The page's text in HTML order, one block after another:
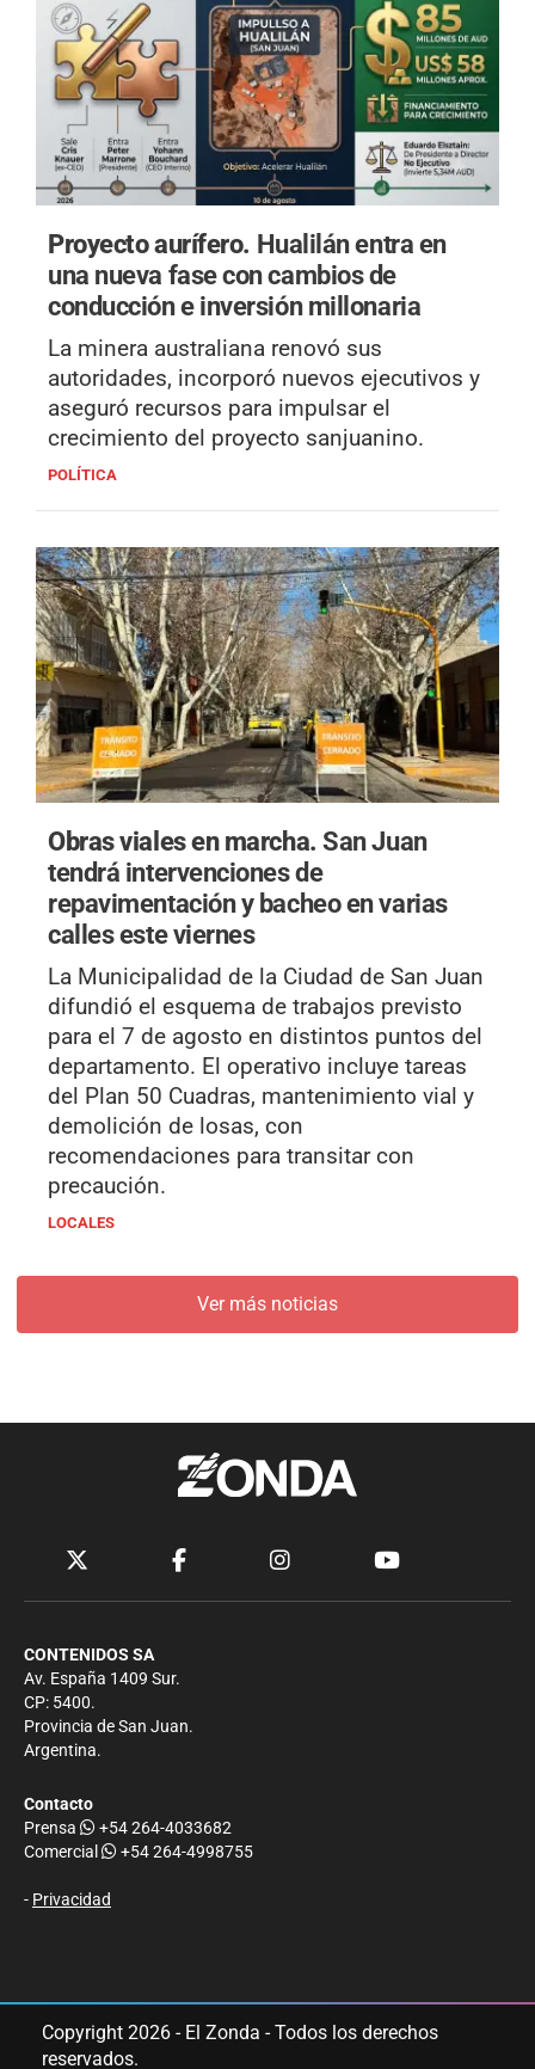
Proyecto aurífero. Hualilán entra en
una nueva fase con cambios de
conducción e inversión millonaria
La minera australiana renovó sus
autoridades, incorporó nuevos ejecutivos y
aseguró recursos para impulsar el
crecimiento del proyecto sanjuanino.
POLÍTICA
Obras viales en marcha.San Juan
tendrá intervenciones de
repavimentación y bacheo en varias
calles este viernes
La Municipalidad de la Ciudad de San Juan
difundió el esquema de trabajos previsto
para el 7 de agosto en distintos puntos del
departamento. El operativo incluye tareas
del Plan 50 Cuadras, mantenimiento vial y
demolición de losas, con
recomendaciones para transitar con
precaución.
LOCALES
Ver más noticias
CONTENIDOS SA
Av. España 1409 Sur.
CP: 5400.
Provincia de San Juan.
Argentina.
Contacto
Prensa
+54 264-4033682
Comercial
+54 264-4998755
- Privacidad
Copyright 2026 - El Zonda - Todos los derechos
reservados.